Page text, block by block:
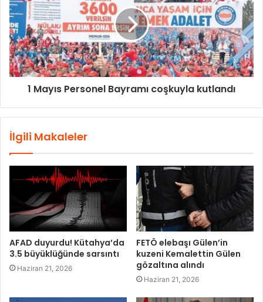
1 Mayıs Personel Bayramı coşkuyla kutlandı
İlgili Makaleler
AFAD duyurdu! Kütahya’da
3.5 büyüklüğünde sarsıntı
Haziran 21, 2026
FETÖ elebaşı Gülen’in
kuzeni Kemalettin Gülen
gözaltına alındı
Haziran 21, 2026